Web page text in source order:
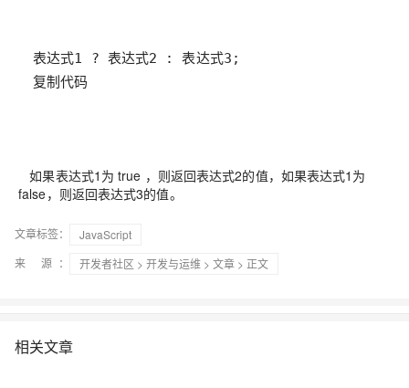
复制代码
如果表达式1为 true ，则返回表达式2的值，如果表达式1为
false，则返回表达式3的值。
文章标签：
JavaScript
来 源：
开发者社区 > 开发与运维 > 文章 > 正文
相关文章